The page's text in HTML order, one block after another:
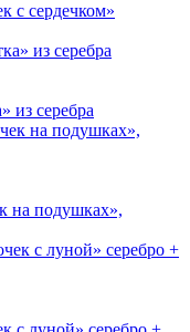
с сердечком»
из серебра
на подушках»,